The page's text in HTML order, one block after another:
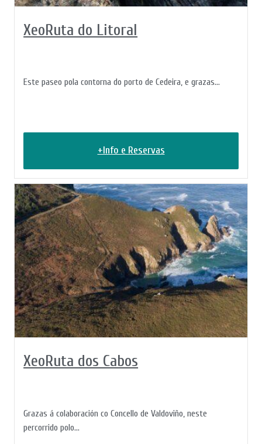
XeoRuta do Litoral
Este paseo pola contorna do porto de Cedeira, e grazas...
+Info e Reservas
XeoRuta dos Cabos
Grazas á colaboración co Concello de Valdoviño, neste
percorrido polo...